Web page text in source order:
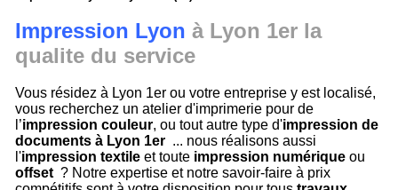
Impression Lyon à Lyon 1er la
qualite du service
Vous résidez à Lyon 1er ou votre entreprise y est localisé,
vous recherchez un atelier d'imprimerie pour de
l’impression couleur, ou tout autre type d'impression de
documents à Lyon 1er ... nous réalisons aussi
l'impression textileet toute impression numériqueou
offset ? Notre expertise et notre savoir-faire à prix